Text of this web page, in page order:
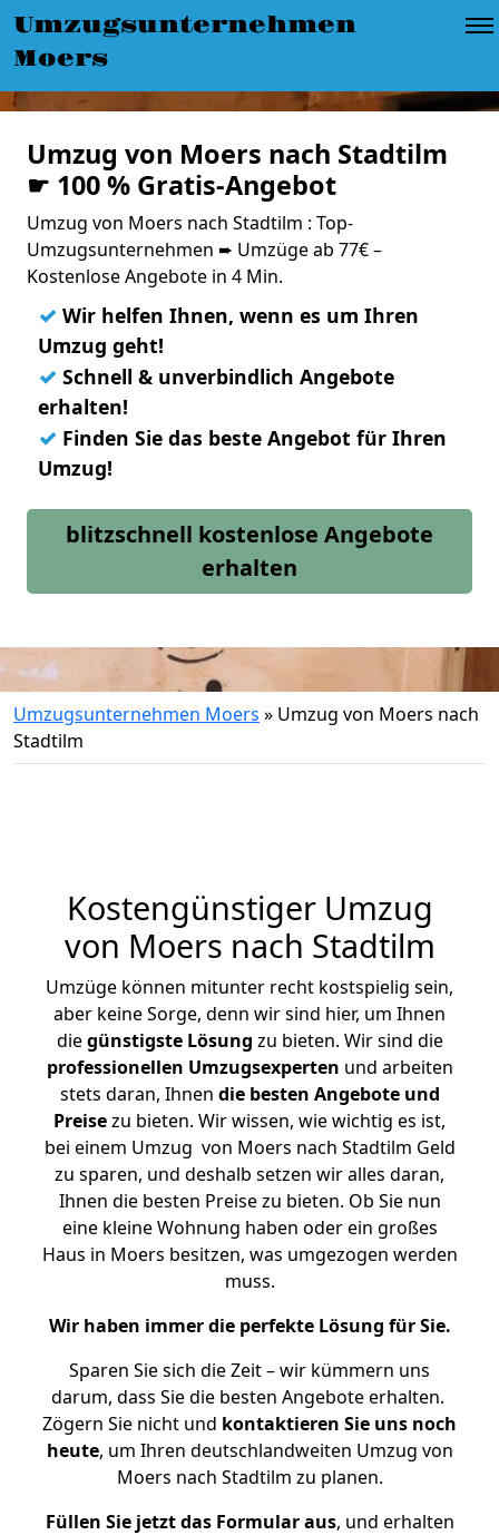
Umzugsunternehmen
Moers
Umzug von Moers nach Stadtilm
☛ 100 % Gratis-Angebot
Umzug von Moers nach Stadtilm : Top-
Umzugsunternehmen ➨ Umzüge ab 77€ –
Kostenlose Angebote in 4 Min.
✓ Wir helfen Ihnen, wenn es um Ihren
Umzug geht!
✓ Schnell & unverbindlich Angebote
erhalten!
✓ Finden Sie das beste Angebot für Ihren
Umzug!
blitzschnell kostenlose Angebote
erhalten
Umzugsunternehmen Moers » Umzug von Moers nach
Stadtilm
Kostengünstiger Umzug
von Moers nach Stadtilm
Umzüge können mitunter recht kostspielig sein,
aber keine Sorge, denn wir sind hier, um Ihnen
diegünstigste Lösung zu bieten. Wir sind die
professionellen Umzugsexperten und arbeiten
stets daran, Ihnen die besten Angebote und
Preisezu bieten. Wir wissen, wie wichtig es ist,
bei einem Umzug von Moers nach Stadtilm Geld
zu sparen, und deshalb setzen wir alles daran,
Ihnen die besten Preise zu bieten. Ob Sie nun
eine kleine Wohnung haben oder ein großes
Haus in Moers besitzen, was umgezogen werden
muss.
Wir haben immer die perfekte Lösung für Sie.
Sparen Sie sich die Zeit – wir kümmern uns
darum, dass Sie die besten Angebote erhalten.
Zögern Sie nicht und kontaktieren Sie uns noch
heute, um Ihren deutschlandweiten Umzug von
Moers nach Stadtilm zu planen.
Füllen Sie jetzt das Formular aus, und erhalten